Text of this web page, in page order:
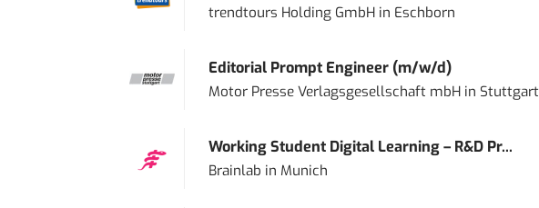
trendtours Holding GmbHin Eschborn
Editorial Prompt Engineer (m/w/d)
Motor Presse Verlagsgesellschaft mbHin Stuttgart
Working Student Digital Learning – R&D Pr...
Brainlab in Munich